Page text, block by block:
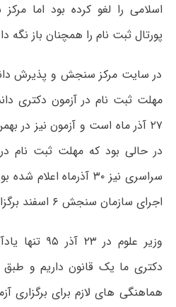
اسلامی را لغو کرده بود اما
پورتال ثبت نام را همچنان باز نگه
در سایت مرکز سنجش و پذیرش
مهلت ثبت نام در آزمون دکتری
در حالی بود که مهلت ثبت نام
اجرای سازمان سنجش ۶ اسفند برگزار می شد.
وزیر علوم
دکتری ما یک قانون داریم و
هماهنگی های لازم برای برگزاری